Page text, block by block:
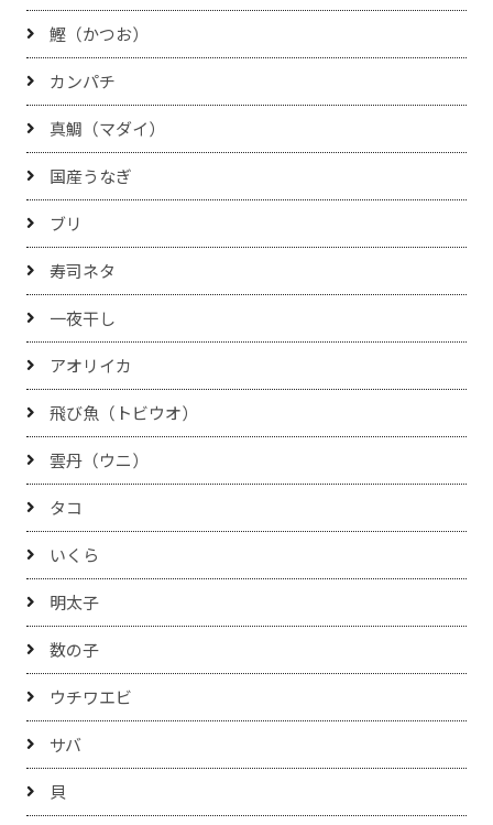
鰹（かつお）
カンパチ
真鯛（マダイ）
国産うなぎ
ブリ
寿司ネタ
一夜干し
アオリイカ
飛び魚（トビウオ）
雲丹（ウニ）
タコ
いくら
明太子
数の子
ウチワエビ
サバ
貝